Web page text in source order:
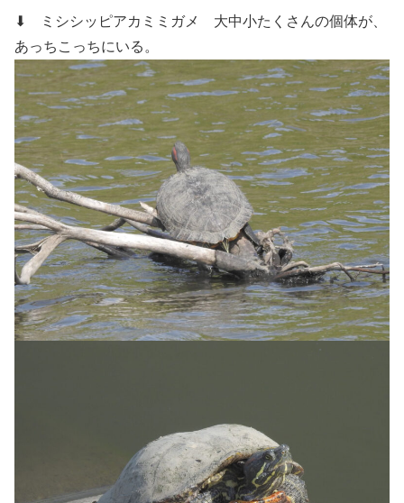
⬇ ミシシッピアカミミガメ 大中小たくさんの個体が、
あっちこっちにいる。